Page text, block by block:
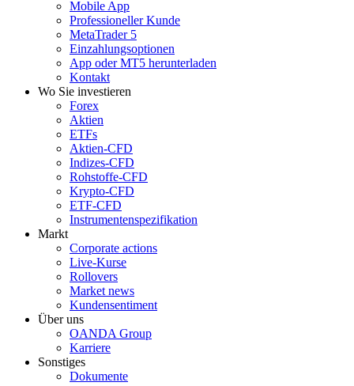
Mobile App
Professioneller Kunde
MetaTrader 5
Einzahlungsoptionen
App oder MT5 herunterladen
Kontakt
Wo Sie investieren
Forex
Aktien
ETFs
Aktien-CFD
Indizes-CFD
Rohstoffe-CFD
Krypto-CFD
ETF-CFD
Instrumentenspezifikation
Markt
Corporate actions
Live-Kurse
Rollovers
Market news
Kundensentiment
Über uns
OANDA Group
Karriere
Sonstiges
Dokumente